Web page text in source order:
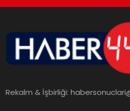
MAGAZIN
EGITIM
YAŞAM
Rekalm & İşbirliği: